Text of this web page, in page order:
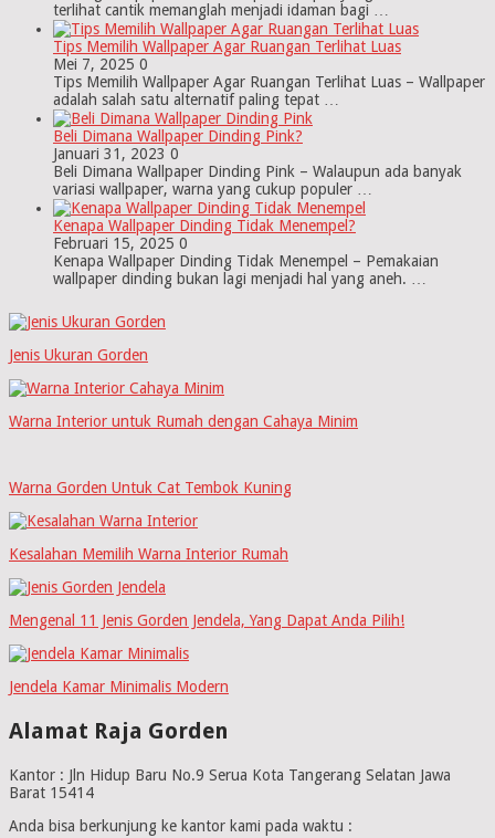
terlihat cantik memanglah menjadi idaman bagi …
Tips Memilih Wallpaper Agar Ruangan Terlihat Luas
Mei 7, 2025 0
Tips Memilih Wallpaper Agar Ruangan Terlihat Luas – Wallpaper
adalah salah satu alternatif paling tepat …
Beli Dimana Wallpaper Dinding Pink?
Januari 31, 2023 0
Beli Dimana Wallpaper Dinding Pink – Walaupun ada banyak
variasi wallpaper, warna yang cukup populer …
Kenapa Wallpaper Dinding Tidak Menempel?
Februari 15, 2025 0
Kenapa Wallpaper Dinding Tidak Menempel – Pemakaian
wallpaper dinding bukan lagi menjadi hal yang aneh. …
Jenis Ukuran Gorden
Warna Interior untuk Rumah dengan Cahaya Minim
Warna Gorden Untuk Cat Tembok Kuning
Kesalahan Memilih Warna Interior Rumah
Mengenal 11 Jenis Gorden Jendela, Yang Dapat Anda Pilih!
Jendela Kamar Minimalis Modern
Alamat Raja Gorden
Kantor : Jln Hidup Baru No.9 Serua Kota Tangerang Selatan Jawa
Barat 15414
Anda bisa berkunjung ke kantor kami pada waktu :